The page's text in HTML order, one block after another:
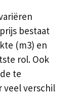
bestaat
(m3) en
rol. Ook
te
veel verschil